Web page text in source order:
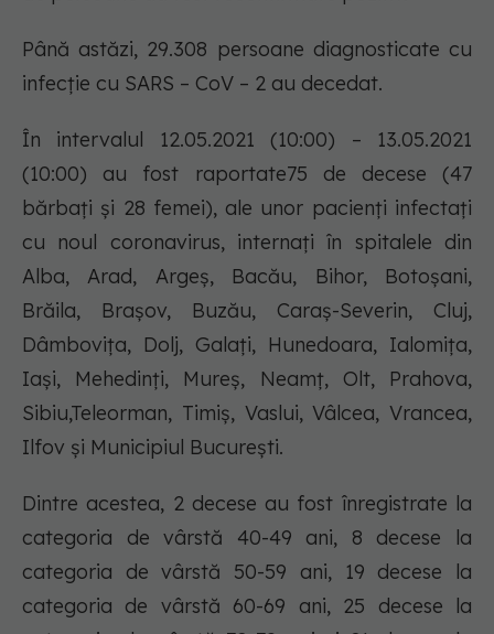
Până astăzi, 29.308 persoane diagnosticate cu
infecție cu SARS – CoV – 2 au decedat.
În intervalul 12.05.2021 (10:00) – 13.05.2021
(10:00) au fost raportate75 de decese (47
bărbați și 28 femei), ale unor pacienți infectați
cu noul coronavirus, internați în spitalele din
Alba, Arad, Argeș, Bacău, Bihor, Botoșani,
Brăila, Brașov, Buzău, Caraș-Severin, Cluj,
Dâmbovița, Dolj, Galați, Hunedoara, Ialomița,
Iași, Mehedinți, Mureș, Neamț, Olt, Prahova,
Sibiu,Teleorman, Timiș, Vaslui, Vâlcea, Vrancea,
Ilfov și Municipiul București.
Dintre acestea, 2 decese au fost înregistrate la
categoria de vârstă 40-49 ani, 8 decese la
categoria de vârstă 50-59 ani, 19 decese la
categoria de vârstă 60-69 ani, 25 decese la